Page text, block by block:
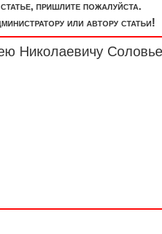
пришлите пожалуйста.
или автору статьи!
Николаевичу